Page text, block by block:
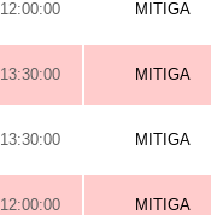
12:00:00 MITIGA
13:30:00 MITIGA
13:30:00 MITIGA
12:00:00 MITIGA